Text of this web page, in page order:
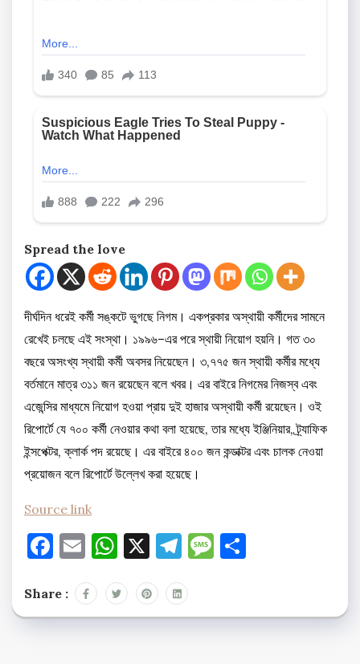
Spread the love
দীর্ঘদিন ধরেই কর্মী সঙ্কটে ভুগছে নিগম। একপ্রকার অস্থায়ী কর্মীদের সামনে
রেখেই চলছে এই সংস্থা। ১৯৯৬–এর পরে স্থায়ী নিয়োগ হয়নি। গত ৩০
বছরে অসংখ্য স্থায়ী কর্মী অবসর নিয়েছেন। ৩,৭৭৫ জন স্থায়ী কর্মীর মধ্যে
বর্তমানে মাত্র ৩১১ জন রয়েছেন বলে খবর। এর বাইরে নিগমের নিজস্ব এবং
এজেন্সির মাধ্যমে নিয়োগ হওয়া প্রায় দুই হাজার অস্থায়ী কর্মী রয়েছেন। ওই
রিপোর্টে যে ৭০০ কর্মী নেওয়ার কথা বলা হয়েছে, তার মধ্যে ইঞ্জিনিয়ার, ট্র্যাফিক
ইন্সপেক্টর, ক্লার্ক পদ রয়েছে। এর বাইরে ৪০০ জন কন্ডাক্টর এবং চালক নেওয়া
প্রয়োজন বলে রিপোর্টে উল্লেখ করা হয়েছে।
Source link
Facebook
EmailWhatsApp
X Telegram
Message
Share :